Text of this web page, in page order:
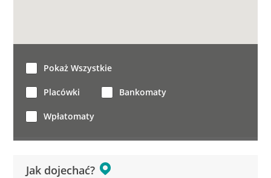
Jak dojechać?
Pokaż Wszystkie
Placówki Bankomaty
Wpłatomaty